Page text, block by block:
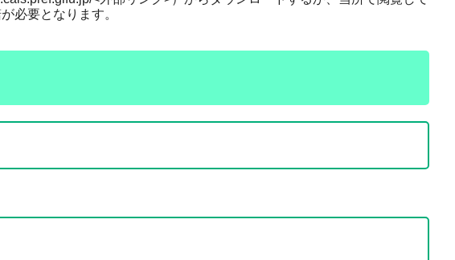
必要となります。